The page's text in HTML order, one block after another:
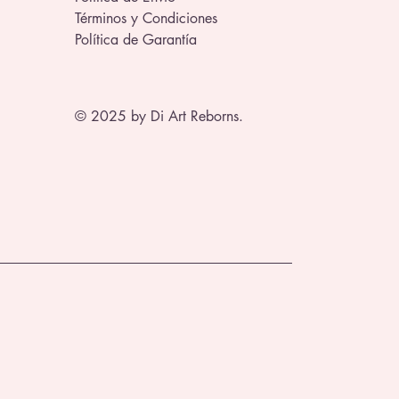
Términos y Condiciones
Política de Garantía
© 2025 by Di Art Reborns.